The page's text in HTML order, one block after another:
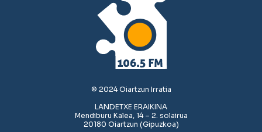
© 2024 Oiartzun Irratia
LANDETXE ERAIKINA
Mendiburu Kalea, 14 – 2. solairua
20180 Oiartzun (Gipuzkoa)